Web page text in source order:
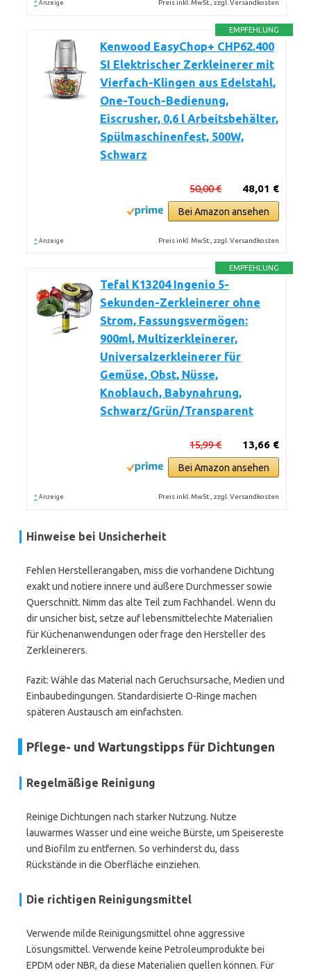
* Anzeige Preis inkl. MwSt., zzgl. Versandkosten
EMPFEHLUNG
Kenwood EasyChop+ CHP62.400
SI Elektrischer Zerkleinerer mit
Vierfach-Klingen aus Edelstahl,
One-Touch-Bedienung,
Eiscrusher, 0,6 l Arbeitsbehälter,
Spülmaschinenfest, 500W,
Schwarz
48,01 €
50,00 €
Bei Amazon ansehen
* Anzeige Preis inkl. MwSt., zzgl. Versandkosten
EMPFEHLUNG
Tefal K13204 Ingenio 5-
Sekunden-Zerkleinerer ohne
Strom, Fassungsvermögen:
900ml, Multizerkleinerer,
Universalzerkleinerer für
Gemüse, Obst, Nüsse,
Knoblauch, Babynahrung,
Schwarz/Grün/Transparent
13,66 €
15,99 €
Bei Amazon ansehen
* Anzeige Preis inkl. MwSt., zzgl. Versandkosten
Hinweise bei Unsicherheit
Fehlen Herstellerangaben, miss die vorhandene Dichtung
exakt und notiere innere und äußere Durchmesser sowie
Querschnitt. Nimm das alte Teil zum Fachhandel. Wenn du
dir unsicher bist, setze auf lebensmittelechte Materialien
für Küchenanwendungen oder frage den Hersteller des
Zerkleinerers.
Fazit: Wähle das Material nach Geruchsursache, Medien und
Einbaubedingungen. Standardisierte O-Ringe machen
späteren Austausch am einfachsten.
Pflege- und Wartungstipps für Dichtungen
Regelmäßige Reinigung
Reinige Dichtungen nach starker Nutzung. Nutze
lauwarmes Wasser und eine weiche Bürste, um Speisereste
und Biofilm zu entfernen. So verhinderst du, dass
Rückstände in die Oberfläche einziehen.
Die richtigen Reinigungsmittel
Verwende milde Reinigungsmittel ohne aggressive
Lösungsmittel. Verwende keine Petroleumprodukte bei
EPDM oder NBR, da diese Materialien quellen können. Für